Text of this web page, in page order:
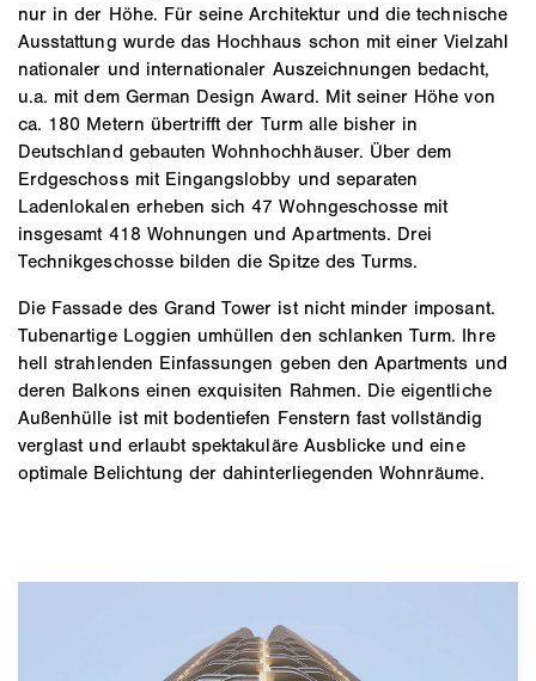
nur in der Höhe. Für seine Architektur und die technische
Ausstattung wurde das Hochhaus schon mit einer Vielzahl
nationaler und internationaler Auszeichnungen bedacht,
u.a. mit dem German Design Award. Mit seiner Höhe von
ca. 180 Metern übertrifft der Turm alle bisher in
Deutschland gebauten Wohnhochhäuser. Über dem
Erdgeschoss mit Eingangslobby und separaten
Ladenlokalen erheben sich 47 Wohngeschosse mit
insgesamt 418 Wohnungen und Apartments. Drei
Technikgeschosse bilden die Spitze des Turms.
Die Fassade des Grand Tower ist nicht minder imposant.
Tubenartige Loggien umhüllen den schlanken Turm. Ihre
hell strahlenden Einfassungen geben den Apartments und
deren Balkons einen exquisiten Rahmen. Die eigentliche
Außenhülle ist mit bodentiefen Fenstern fast vollständig
verglast und erlaubt spektakuläre Ausblicke und eine
optimale Belichtung der dahinterliegenden Wohnräume.